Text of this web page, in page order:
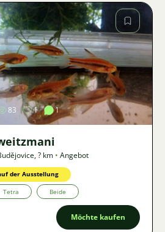
Bild
83 1 1
,? km • Angebot
der Ausstellung
Tetra Beide
Möchte kaufen